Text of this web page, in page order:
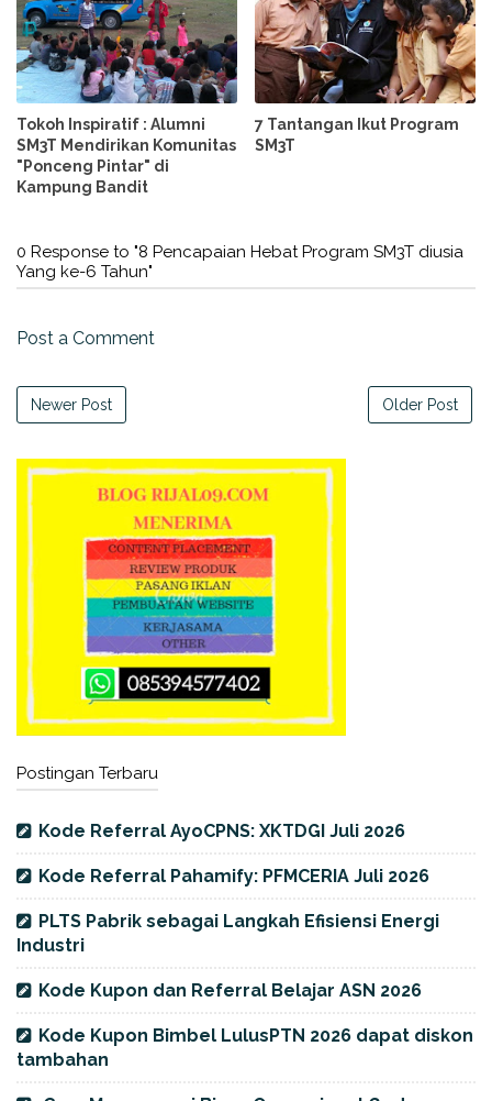
Tokoh Inspiratif : Alumni
SM3T Mendirikan Komunitas
"Ponceng Pintar" di
Kampung Bandit
7 Tantangan Ikut Program
SM3T
0 Response to "8 Pencapaian Hebat Program SM3T diusia
Yang ke-6 Tahun"
Post a Comment
Newer Post Older Post
Postingan Terbaru
Kode Referral AyoCPNS: XKTDGI Juli 2026
Kode Referral Pahamify: PFMCERIA Juli 2026
PLTS Pabrik sebagai Langkah Efisiensi Energi
Industri
Kode Kupon dan Referral Belajar ASN 2026
Kode Kupon Bimbel LulusPTN 2026 dapat diskon
tambahan